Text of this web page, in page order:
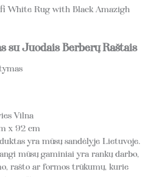
White Rug with Black Amazigh
su Juodais Berberų Raštais
Vilna
x 92 cm
yra mūsų sandėlyje Lietuvoje.
mūsų gaminiai yra rankų darbo,
rašto ar formos trūkumų, kurie